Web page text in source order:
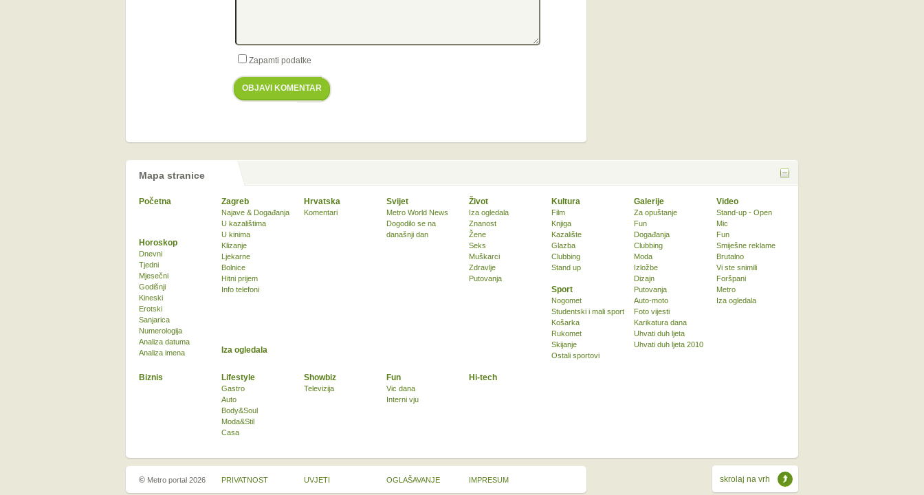
Zapamti podatke
OBJAVI KOMENTAR
Mapa stranice
Početna Zagreb
Najave & Događanja
U kazalištima
U kinima
Klizanje
Ljekarne
Bolnice
Hitni prijem
Info telefoni
Hrvatska
Komentari
Svijet
Metro World News
Dogodilo se na
današnji dan
Život
Iza ogledala
Znanost
Žene
Seks
Muškarci
Zdravlje
Putovanja
Kultura
Film
Knjiga
Kazalište
Glazba
Clubbing
Stand up
Sport
Nogomet
Studentski i mali sport
Košarka
Rukomet
Skijanje
Ostali sportovi
Biznis Lifestyle
Gastro
Auto
Body&Soul
Moda&Stil
Casa
Showbiz
Televizija
Fun
Vic dana
Interni vju
Horoskop
Dnevni
Tjedni
Mjesečni
Godišnji
Kineski
Erotski
Sanjarica
Numerologija
Analiza datuma
Analiza imena
Iza ogledala
Hi-tech
Galerije
Za opuštanje
Fun
Događanja
Clubbing
Moda
Izložbe
Dizajn
Putovanja
Auto-moto
Foto vijesti
Karikatura dana
Uhvati duh ljeta
Uhvati duh ljeta 2010
Video
Stand-up - Open
Mic
Fun
Smiješne reklame
Brutalno
Vi ste snimili
Foršpani
Metro
Iza ogledala
skrolaj na vrh
© Metro portal 2026 PRIVATNOST UVJETI OGLAŠAVANJE IMPRESUM